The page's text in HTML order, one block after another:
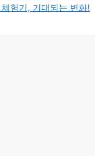
체험기, 기대되는 변화!